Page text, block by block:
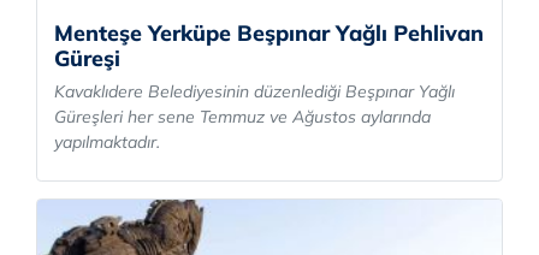
Menteşe Yerküpe Beşpınar Yağlı Pehlivan
Güreşi
Kavaklıdere Belediyesinin düzenlediği Beşpınar Yağlı
Güreşleri her sene Temmuz ve Ağustos aylarında
yapılmaktadır.